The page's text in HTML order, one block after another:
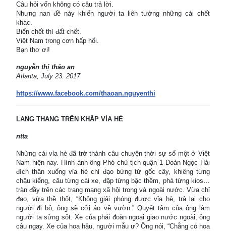
Câu hỏi vốn không có câu trả lời.
Nhưng nan đề này khiến người ta liên tưởng những cái chết
khác.
Biển chết thì đất chết.
Việt Nam trong cơn hấp hối.
Bạn thơ ơi!
nguyễn thị thảo an
Atlanta, July 23. 2017
https://www.facebook.com/thaoan.nguyenthi
LANG THANG TRÊN KHẮP VỈA HÈ
ntta
Những cái vỉa hè đã trở thành câu chuyện thời sự số một ở Việt
Nam hiện nay. Hình ảnh ông Phó chủ tịch quận 1 Đoàn Ngọc Hải
đích thân xuống vỉa hè chỉ đạo bứng từ gốc cây, khiêng từng
chậu kiểng, câu từng cái xe, đập từng bậc thềm, phá từng kios…
tràn đầy trên các trang mạng xã hội trong và ngoài nước. Vừa chỉ
đạo, vừa thề thốt, “Không giải phóng được vỉa hè, trả lại cho
người đi bộ, ông sẽ cởi áo về vườn.” Quyết tâm của ông làm
người ta sửng sốt. Xe của phái đoàn ngoại giao nước ngoài, ông
câu ngay. Xe của hoa hậu, người mẫu ư? Ông nói, “Chẳng có hoa